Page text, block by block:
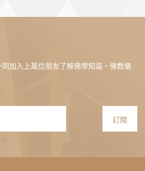
加入上萬位朋友了解佛學知識、佛教儀
訂閱